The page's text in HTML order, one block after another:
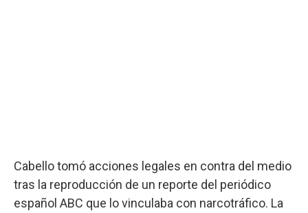
Cabello tomó acciones legales en contra del medio
tras la reproducción de un reporte del periódico
español ABC que lo vinculaba con narcotráfico. La